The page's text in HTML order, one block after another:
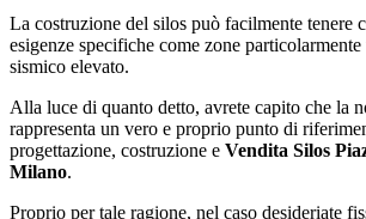
La costruzione del silos può facilmente tenere
esigenze specifiche come zone
sismico elevato.
Alla luce di quanto detto, avrete capito che la
rappresenta un vero e proprio punto di
progettazione, costruzione e Vendita Silos
Milano.
Proprio per tale ragione, nel caso desideriate